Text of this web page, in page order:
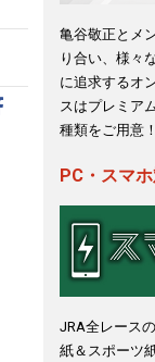
亀谷敬正とメ
り合い、様々
に追求するオ
スはプレミア
種類をご用意！
PC・スマ
JRA全レース
紙＆スポーツ